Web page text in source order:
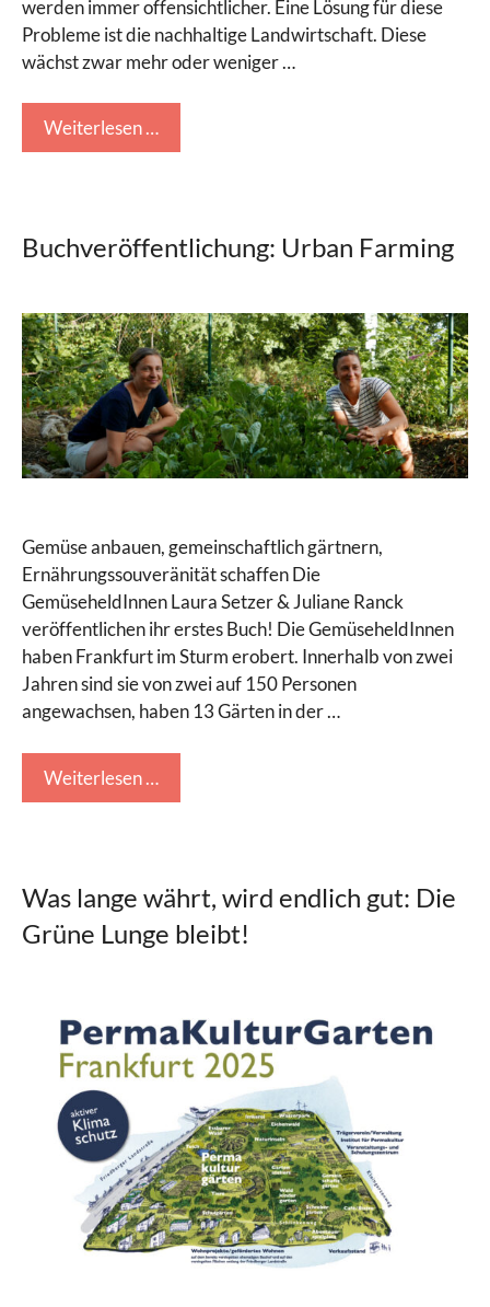
werden immer offensichtlicher. Eine Lösung für diese
Probleme ist die nachhaltige Landwirtschaft. Diese
wächst zwar mehr oder weniger …
Weiterlesen …
Buchveröffentlichung: Urban Farming
Gemüse anbauen, gemeinschaftlich gärtnern,
Ernährungssouveränität schaffen Die
GemüseheldInnen Laura Setzer & Juliane Ranck
veröffentlichen ihr erstes Buch! Die GemüseheldInnen
haben Frankfurt im Sturm erobert. Innerhalb von zwei
Jahren sind sie von zwei auf 150 Personen
angewachsen, haben 13 Gärten in der …
Weiterlesen …
Was lange währt, wird endlich gut: Die
Grüne Lunge bleibt!